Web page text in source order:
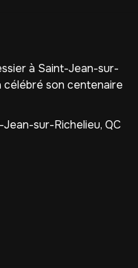
à Saint-Jean-sur-
célébré son centenaire
sur-Richelieu, QC